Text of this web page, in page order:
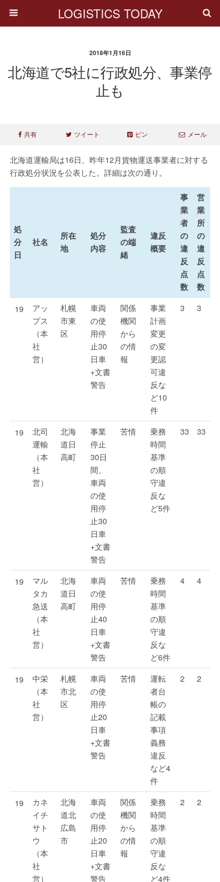
LOGISTICS TODAY
2018年1月16日
北海道で5社に行政処分、事業停
止も
共有 ツイート ピン メール
北海道運輸局は16日、昨年12月貨物運送事業者に対する
行政処分状況を公表した。詳細は次の通り。
処
分
日
社名
所在
地
処分
内容
監査
の端
緒
違反
概要
事
業
者
の
違
反
点
数
営
業
所
の
違
反
点
数
19
アッ
プス
（本
社
営）
札幌
市東
区
車両
の使
用停
止30
日車
+文書
警告
関係
機関
から
の情
報
事業
計画
変更
の変
更認
可違
反な
ど10
件
3 3
19
北司
運輸
（本
社
営）
北海
道日
高町
事業
停止
30日
間、
車両
の使
用停
止30
日車
+文書
警告
苦情
乗務
時間
基準
の順
守違
反な
ど5件
33 33
19
マル
タカ
急送
（本
社
営）
北海
道日
高町
車両
の使
用停
止40
日車
+文書
警告
苦情
乗務
時間
基準
の順
守違
反な
ど6件
4 4
19
中栄
（本
社
営）
札幌
市北
区
車両
の使
用停
止20
日車
+文書
警告
苦情
運転
者台
帳の
記載
事項
義務
違反
など4
件
2 2
19
カネ
イチ
サト
ウ
（本
社
営）
北海
道北
広島
市
車両
の使
用停
止20
日車
+文書
警告
関係
機関
から
の情
報
乗務
時間
基準
の順
守違
反な
ど4件
2 2